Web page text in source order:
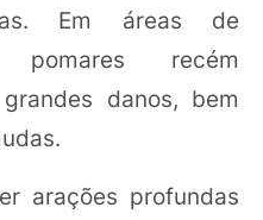
Em áreas de
pomares recém
danos, bem
arações profundas